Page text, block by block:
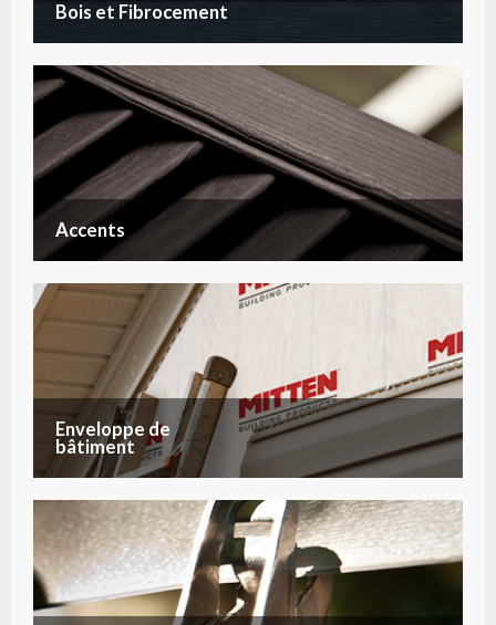
Bois et Fibrocement
Accents
Enveloppe de
bâtiment